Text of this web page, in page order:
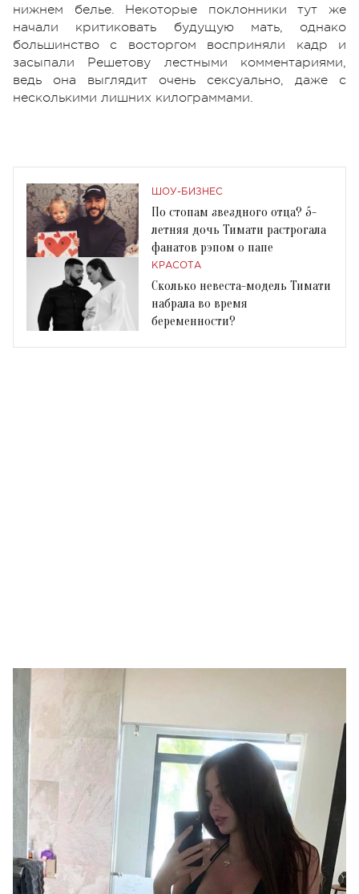
нижнем белье. Некоторые поклонники тут же
начали критиковать будущую мать, однако
большинство с восторгом восприняли кадр и
засыпали Решетову лестными комментариями,
ведь она выглядит очень сексуально, даже с
несколькими лишних килограммами.
ШОУ-БИЗНЕС
По стопам звездного отца? 5-
летняя дочь Тимати растрогала
фанатов рэпом о папе
КРАСОТА
Сколько невеста-модель Тимати
набрала во время
беременности?